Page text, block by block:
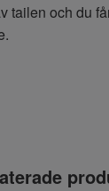
tailen och du